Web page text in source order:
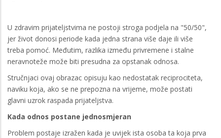
U zdravim prijateljstvima ne postoji stroga podjela na "50/50",
jer život donosi periode kada jedna strana više daje ili više
treba pomoć. Međutim, razlika između privremene i stalne
neravnoteže može biti presudna za opstanak odnosa.
Stručnjaci ovaj obrazac opisuju kao nedostatak reciprociteta,
naviku koja, ako se ne prepozna na vrijeme, može postati
glavni uzrok raspada prijateljstva.
Kada odnos postane jednosmjeran
Problem postaje izražen kada je uvijek ista osoba ta koja prva